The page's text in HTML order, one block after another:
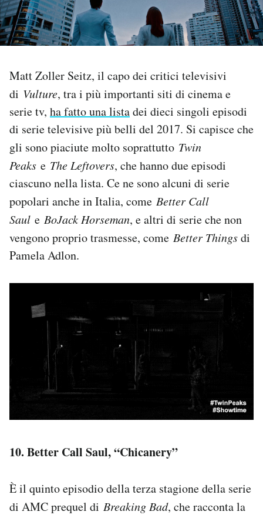
NEWSLETTER
I MIEI PREFERITI
SHOP
CALENDARIO
AREA PERSONALE
Notifiche mobile
Regala il Post
Matt Zoller Seitz, il capo dei critici televisivi
di Vulture, tra i più importanti siti di cinema e
serie tv, ha fatto una listadei dieci singoli episodi
di serie televisive più belli del 2017. Si capisce che
gli sono piaciute molto soprattutto Twin
Peaks e The Leftovers, che hanno due episodi
ciascuno nella lista. Ce ne sono alcuni di serie
popolari anche in Italia, come Better Call
Saul e BoJack Horseman, e altri di serie che non
vengono proprio trasmesse, come Better Thingsdi
Pamela Adlon.
10. Better Call Saul, “Chicanery”
È il quinto episodio della terza stagione della serie
di AMC prequel di Breaking Bad, che racconta la